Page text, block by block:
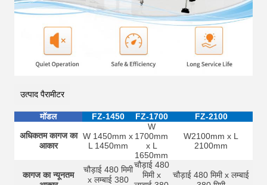
उत्पाद पैरामीटर
मॉडल FZ-1450 FZ-1700
FZ-2100
अधिकतम कागज का
आकार
W 1450mm x
L 1450mm
W
1700mm
x L
1650mm
W2100mm x L
2100mm
कागज का न्यूनतम
चौड़ाई 480 मिमी
x लम्बाई 380
चौड़ाई 480
मिमी x
चौड़ाई 480 मिमी x लम्बाई